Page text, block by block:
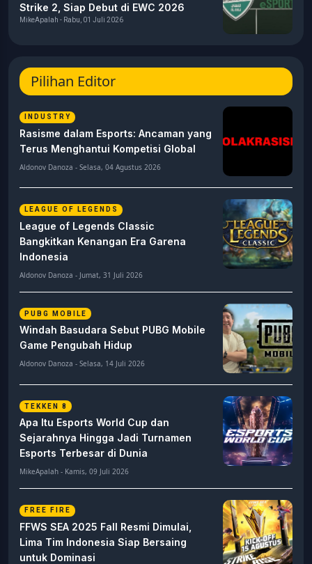
Strike 2, Siap Debut di EWC 2026
MikeApalah - Rabu, 01 Juli 2026
Pilihan Editor
INDUSTRY
Rasisme dalam Esports: Ancaman yang
Terus Menghantui Kompetisi Global
Aldonov Danoza - Selasa, 04 Agustus 2026
LEAGUE OF LEGENDS
League of Legends Classic
Bangkitkan Kenangan Era Garena
Indonesia
Aldonov Danoza - Jumat, 31 Juli 2026
PUBG MOBILE
Windah Basudara Sebut PUBG Mobile
Game Pengubah Hidup
Aldonov Danoza - Selasa, 14 Juli 2026
TEKKEN 8
Apa Itu Esports World Cup dan
Sejarahnya Hingga Jadi Turnamen
Esports Terbesar di Dunia
MikeApalah - Kamis, 09 Juli 2026
FREE FIRE
FFWS SEA 2025 Fall Resmi Dimulai,
Lima Tim Indonesia Siap Bersaing
untuk Dominasi